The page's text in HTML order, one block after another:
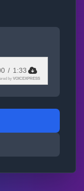
/ 1:33
by VOICEXPRESS